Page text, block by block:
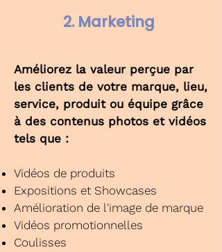
2. Marketing
Améliorez la valeur perçue par
les clients de votre marque, lieu,
service, produit ou équipe grâce
à des contenus photos et vidéos
tels que :
Vidéos de produits
Expositions et Showcases
Amélioration de l'image de marque
Vidéos promotionnelles
Coulisses